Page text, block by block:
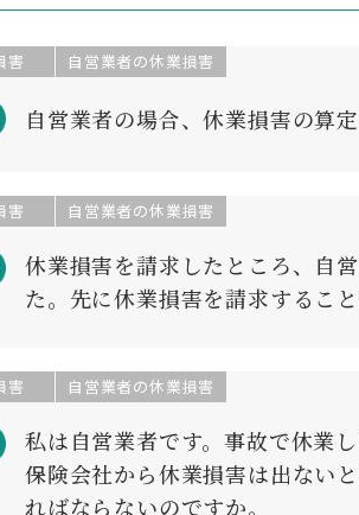
自営業者の場合、休業損害の算
害 自営業者の休業損害
休業損害を請求したところ、自
た。先に休業損害を請求するこ
害 自営業者の休業損害
私は自営業者です。事故で休業
保険会社から休業損害は出ない
ればならないのですか。
害 自営業者の休業損害